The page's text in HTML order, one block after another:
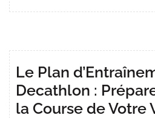
Le Plan
Decathlon :
la Course de Votre